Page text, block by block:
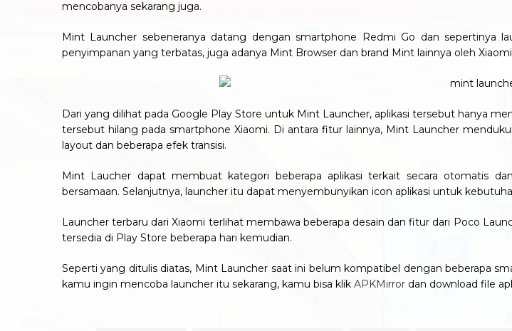
mencobanya sekarang juga.
Mint Launcher sebeneranya datang dengan smartphone Redmi Go dan sepertinya
penyimpanan yang terbatas, juga adanya Mint Browser dan brand Mint lainnya oleh
Dari yang dilihat pada Google Play Store untuk Mint Launcher, aplikasi tersebut hanya
tersebut hilang pada smartphone Xiaomi. Di antara fitur lainnya, Mint Launcher
layout dan beberapa efek transisi.
Mint Laucher dapat membuat kategori beberapa aplikasi terkait secara otomatis
bersamaan. Selanjutnya, launcher itu dapat menyembunyikan icon aplikasi untuk
Launcher terbaru dari Xiaomi terlihat membawa beberapa desain dan fitur dari Poco
tersedia di Play Store beberapa hari kemudian.
Seperti yang ditulis diatas, Mint Launcher saat ini belum kompatibel dengan beberapa
kamu ingin mencoba launcher itu sekarang, kamu bisa klik APKMirror dan download file